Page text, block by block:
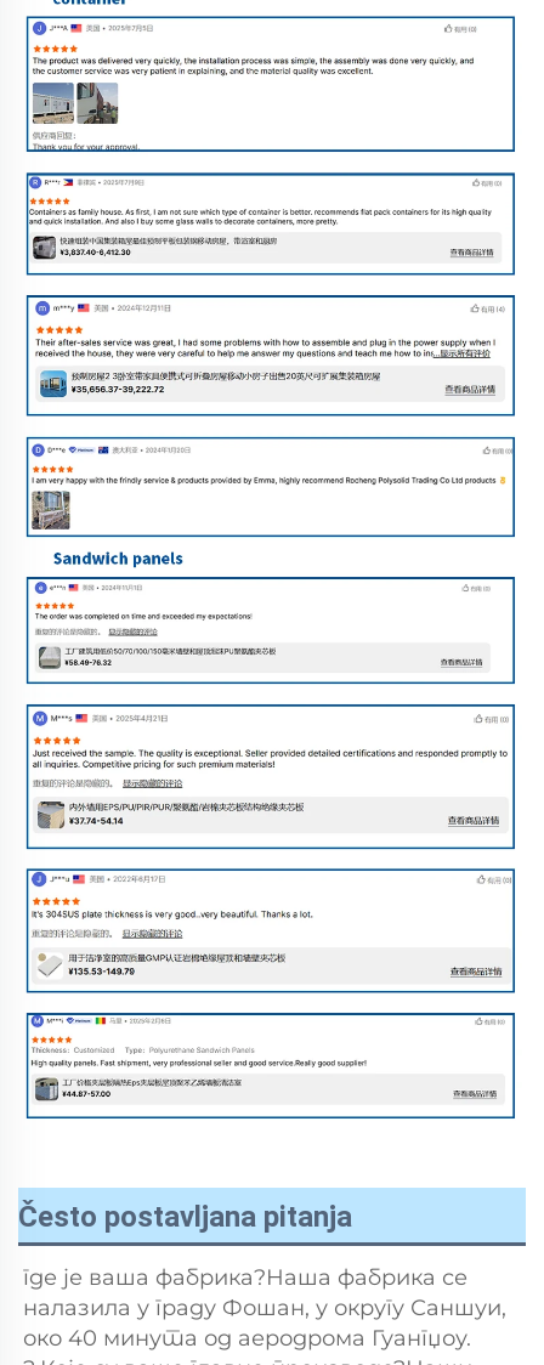
Često postavljana pitanja
где је ваша фабрика?Наша фабрика се
налазила у граду Фошан, у округу Саншуи,
око 40 минута од аеродрома Гуангџоу.